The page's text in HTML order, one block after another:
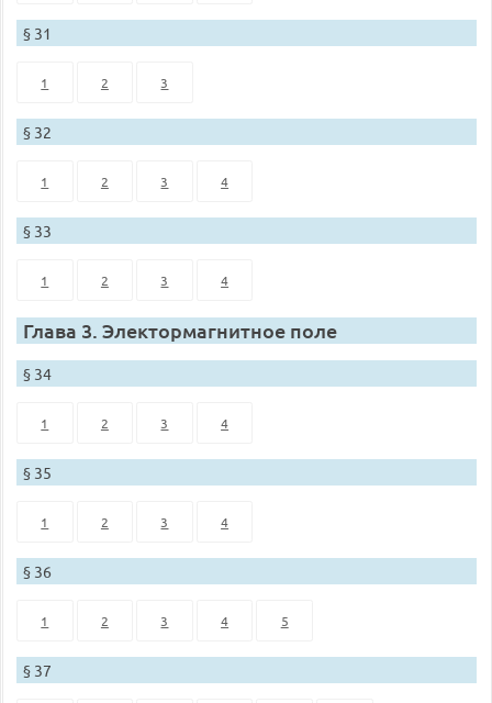
§ 31
1 2 3
§ 32
1 2 3 4
§ 33
1 2 3 4
Глава 3. Электормагнитное поле
§ 34
1 2 3 4
§ 35
1 2 3 4
§ 36
1 2 3 4 5
§ 37